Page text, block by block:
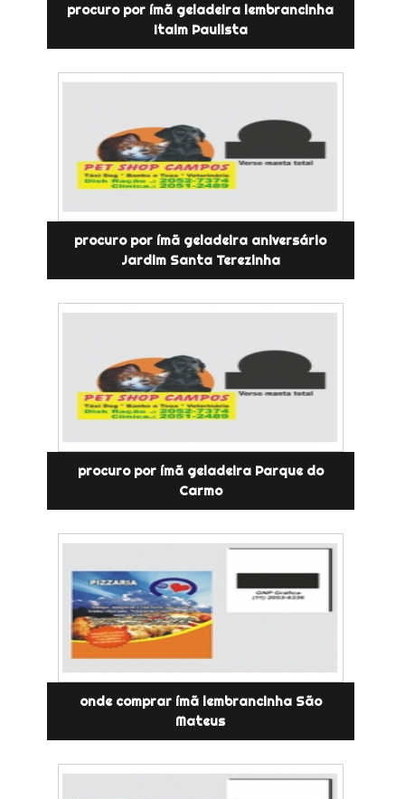
procuro por ímã geladeira lembrancinha
Itaim Paulista
procuro por ímã geladeira aniversário
Jardim Santa Terezinha
procuro por ímã geladeira Parque do
Carmo
onde comprar ímã lembrancinha São
Mateus